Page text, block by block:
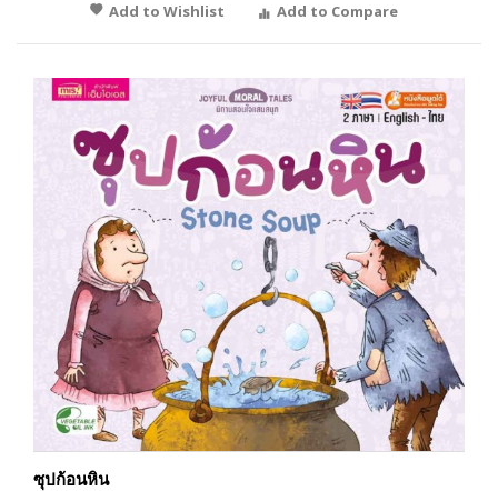
Add to Wishlist
Add to Compare
ซุปก้อนหิน